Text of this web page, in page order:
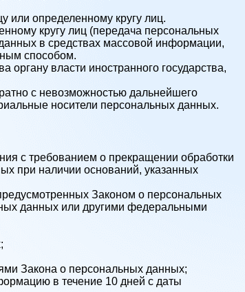
или определенному кругу лиц.
кругу лиц (передача персональных
в средствах массовой информации,
способом.
власти иностранного государства,
с невозможностью дальнейшего
носители персональных данных.
с требованием о прекращении обработки
при наличии оснований, указанных
Законом о персональных
данных или другими федеральными
Закона о персональных данных;
в течение 10 дней с даты